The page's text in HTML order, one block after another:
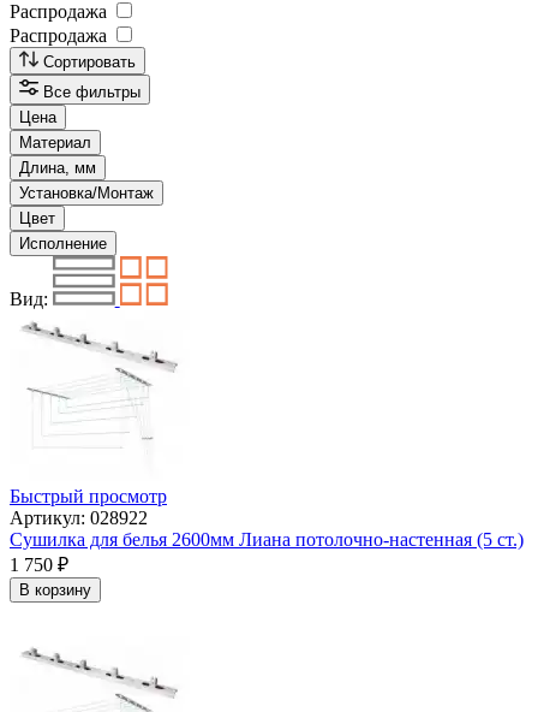
Распродажа
Распродажа
Сортировать
Все фильтры
Цена
Материал
Длина, мм
Установка/Монтаж
Цвет
Исполнение
Вид:
Быстрый просмотр
Артикул: 028922
Сушилка для белья 2600мм Лиана потолочно-настенная (5 ст.)
1 750 ₽
В корзину